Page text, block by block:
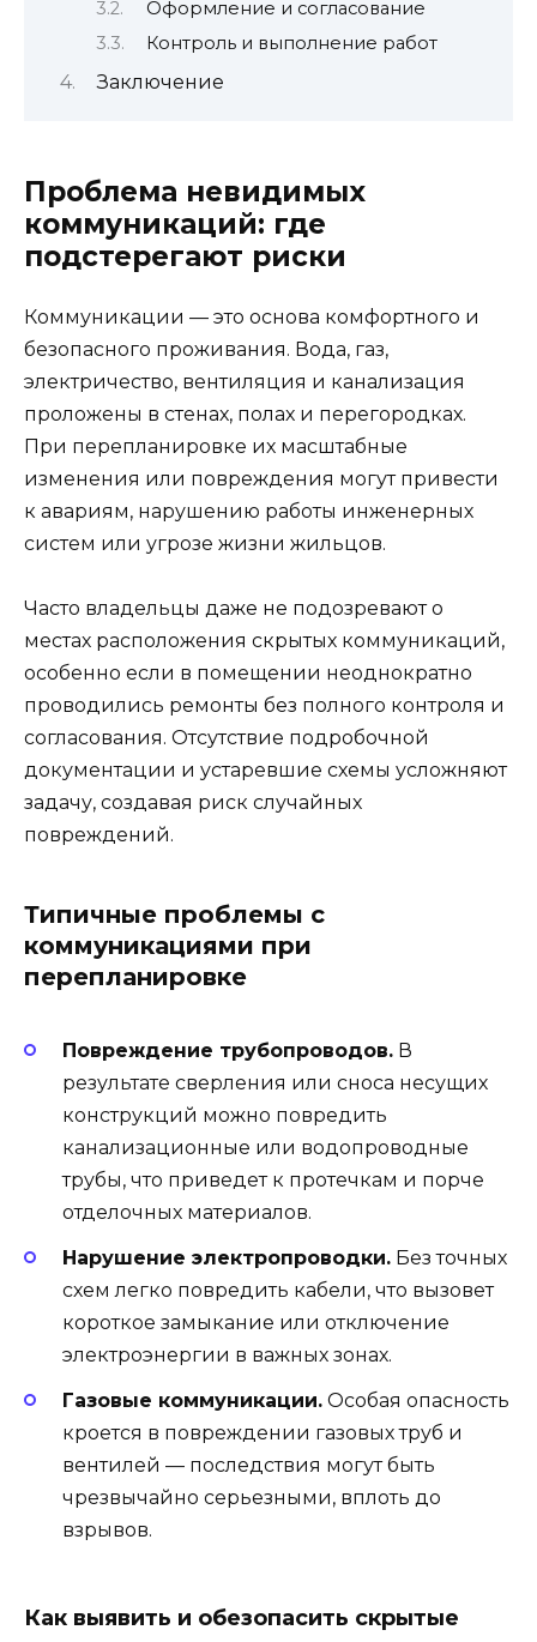
Оформление и согласование
Контроль и выполнение работ
Заключение
Проблема невидимых
коммуникаций: где
подстерегают риски
Коммуникации — это основа комфортного и
безопасного проживания. Вода, газ,
электричество, вентиляция и канализация
проложены в стенах, полах и перегородках.
При перепланировке их масштабные
изменения или повреждения могут привести
к авариям, нарушению работы инженерных
систем или угрозе жизни жильцов.
Часто владельцы даже не подозревают о
местах расположения скрытых коммуникаций,
особенно если в помещении неоднократно
проводились ремонты без полного контроля и
согласования. Отсутствие подробочной
документации и устаревшие схемы усложняют
задачу, создавая риск случайных
повреждений.
Типичные проблемы с
коммуникациями при
перепланировке
Повреждение трубопроводов. В
результате сверления или сноса несущих
конструкций можно повредить
канализационные или водопроводные
трубы, что приведет к протечкам и порче
отделочных материалов.
Нарушение электропроводки. Без точных
схем легко повредить кабели, что вызовет
короткое замыкание или отключение
электроэнергии в важных зонах.
Газовые коммуникации. Особая опасность
кроется в повреждении газовых труб и
вентилей — последствия могут быть
чрезвычайно серьезными, вплоть до
взрывов.
Как выявить и обезопасить скрытые